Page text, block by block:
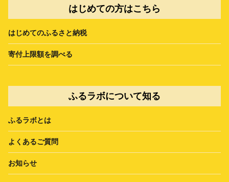
はじめての方はこちら
はじめてのふるさと納税
寄付上限額を調べる
ふるラボについて知る
ふるラボとは
よくあるご質問
お知らせ